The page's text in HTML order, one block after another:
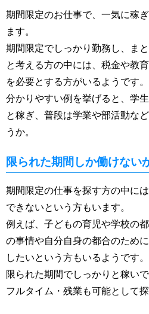
期間限定のお仕事で、一気に稼
ます。
期間限定でしっかり勤務し、ま
と考える方の中には、税金や教
を必要とする方がいるようです。
分かりやすい例を挙げると、学
と稼ぎ、普段は学業や部活動な
うか。
限られた期間しか働けない
期間限定の仕事を探す方の中に
できないという方もいます。
例えば、子どもの育児や学校の
の事情や自分自身の都合のため
したいという方もいるようです。
限られた期間でしっかりと稼い
フルタイム・残業も可能として探